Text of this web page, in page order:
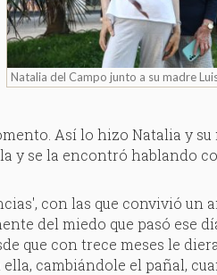
Natalia del Campo junto a su madre
Así lo hizo Natalia y su
y se la encontró hablando
con las que convivió un
del miedo que pasó ese
que con trece meses le
cambiándole el pañal,